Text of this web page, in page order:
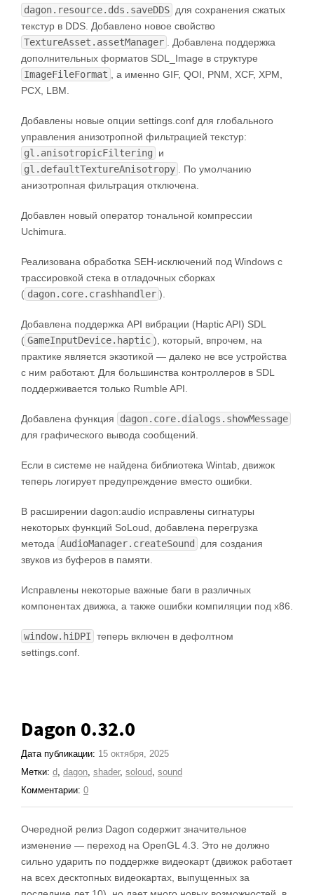
dagon.resource.dds.saveDDS для сохранения сжатых
текстур в DDS. Добавлено новое свойство
TextureAsset.assetManager
. Добавлена поддержка
дополнительных форматов SDL_Image в структуре
ImageFileFormat
, а именно GIF, QOI, PNM, XCF, XPM,
PCX, LBM.
Добавлены новые опции settings.conf для глобального
управления анизотропной фильтрацией текстур:
gl.anisotropicFiltering
и
gl.defaultTextureAnisotropy
. По умолчанию
анизотропная фильтрация отключена.
Добавлен новый оператор тональной компрессии
Uchimura.
Реализована обработка SEH-исключений под Windows с
трассировкой стека в отладочных сборках
( dagon.core.crashhandler ).
Добавлена поддержка API вибрации (Haptic API) SDL
( GameInputDevice.haptic ), который, впрочем, на
практике является экзотикой — далеко не все устройства
с ним работают. Для большинства контроллеров в SDL
поддерживается только Rumble API.
Добавлена функция
dagon.core.dialogs.showMessage
для графического вывода сообщений.
Если в системе не найдена библиотека Wintab, движок
теперь логирует предупреждение вместо ошибки.
В расширении dagon:audio исправлены сигнатуры
некоторых функций SoLoud, добавлена перегрузка
метода AudioManager.createSound
для создания
звуков из буферов в памяти.
Исправлены некоторые важные баги в различных
компонентах движка, а также ошибки компиляции под x86.
window.hiDPI теперь включен в дефолтном
settings.conf.
Dagon 0.32.0
Дата публикации: 15 октября, 2025
Метки: d, dagon, shader, soloud, sound
Комментарии: 0
Очередной релиз Dagon содержит значительное
изменение — переход на OpenGL 4.3. Это не должно
сильно ударить по поддержке видеокарт (движок работает
на всех десктопных видеокартах, выпущенных за